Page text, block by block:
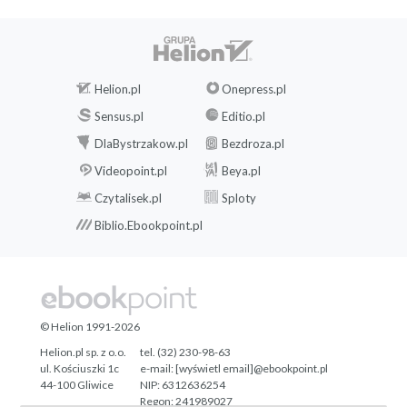
Prawo bezcelowości 349
Głos 349
Klucze do ludzkiej natury 362
Strategie rozwijania wysokiego poczucia
Powab fałszywych celów 375
Rozdział 14. Opieraj się negatywnej presji grupy 380
Prawo konformizmu 381
Eksperyment na ludzkiej naturze 381
Grupa realna 417
Rozdział 15. Sprawiaj, aby inni chcieli Cię naśladować
424
Prawo zmienności 425
Przekleństwo roszczeniowości 425
Helion.pl
Onepress.pl
Sensus.pl
Editio.pl
DlaBystrzakow.pl
Bezdroza.pl
Videopoint.pl
Beya.pl
Czytalisek.pl
Sploty
Biblio.Ebookpoint.pl
© Helion 1991-2026
Helion.pl sp. z o.o.
ul. Kościuszki 1c
44-100 Gliwice
tel. (32) 230-98-63
e-mail:[wyświetl email]@ebookpoint.pl
NIP: 6312636254
Regon: 241989027